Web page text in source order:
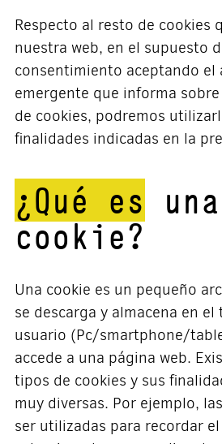
Respecto al resto de cookies
nuestra web, en el supuesto
consentimiento aceptando el
emergente que informa
de cookies, podremos
finalidades indicadas en la
¿Qué es una
cookie?
Una cookie es un pequeño
se descarga y almacena en
usuario (Pc/smartphone/
accede a una página web.
tipos de cookies y sus
muy diversas. Por ejemplo,
ser utilizadas para recordar